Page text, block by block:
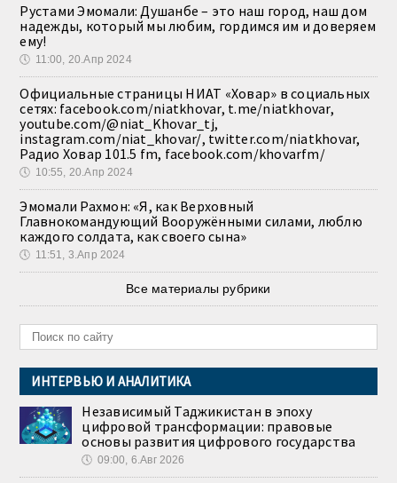
Рустами Эмомали: Душанбе – это наш город, наш дом
надежды, который мы любим, гордимся им и доверяем
ему!
🕔 11:00, 20.Апр 2024
Официальные страницы НИАТ «Ховар» в социальных
сетях: facebook.com/niatkhovar, t.me/niatkhovar,
youtube.com/@niat_Khovar_tj,
instagram.com/niat_khovar/, twitter.com/niatkhovar,
Радио Ховар 101.5 fm, facebook.com/khovarfm/
🕔 10:55, 20.Апр 2024
Эмомали Рахмон: «Я, как Верховный
Главнокомандующий Вооружёнными силами, люблю
каждого солдата, как своего сына»
🕔 11:51, 3.Апр 2024
Все материалы рубрики
ИНТЕРВЬЮ И АНАЛИТИКА
Независимый Таджикистан в эпоху
цифровой трансформации: правовые
основы развития цифрового государства
🕔 09:00, 6.Авг 2026